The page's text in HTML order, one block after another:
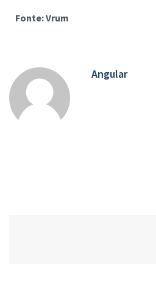
Fonte: Vrum
Angular